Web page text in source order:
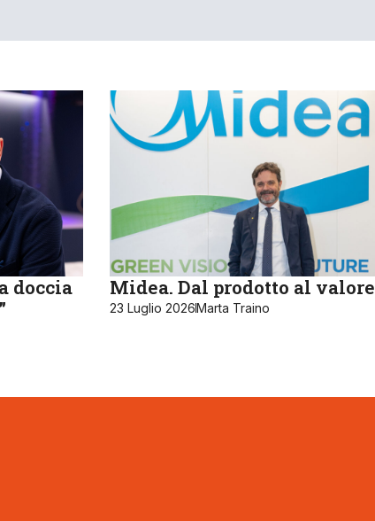
doccia
Midea. Dal prodotto al valore
23 Luglio 2026Marta Traino